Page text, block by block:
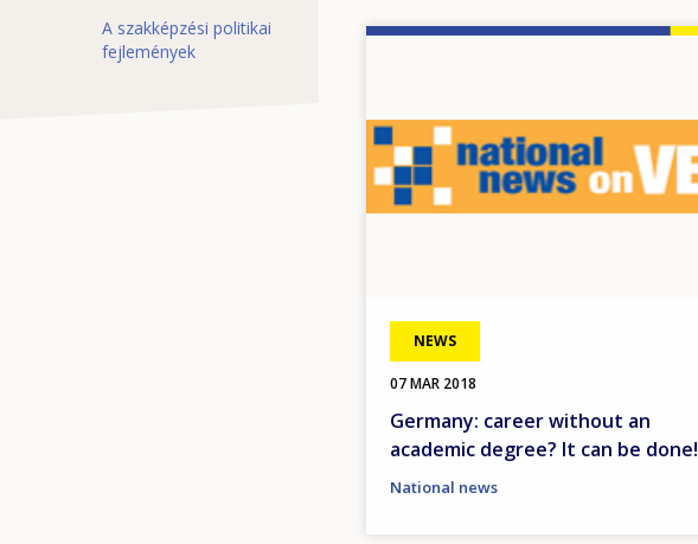
A szakképzési politikai
fejlemények
NEWS
07 MAR 2018
Germany: career without an
academic degree? It can be done!
National news